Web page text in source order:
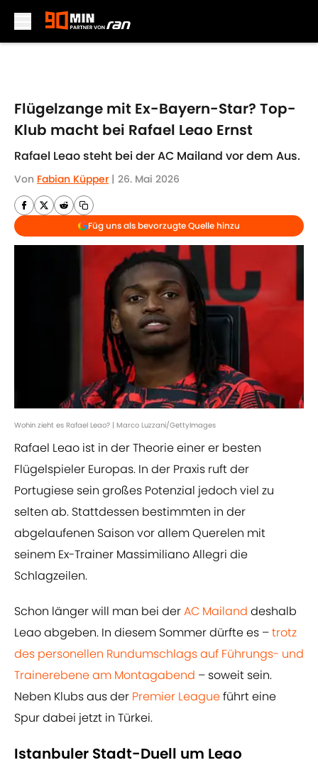
Flügelzange mit Ex-Bayern-Star? Top-
Klub macht bei Rafael Leao Ernst
Rafael Leao steht bei der AC Mailand vor dem Aus.
Von Fabian Küpper | 26. Mai 2026
Füg uns als bevorzugte Quelle hinzu
Wohin zieht es Rafael Leao? | Marco Luzzani/GettyImages
Rafael Leao ist in der Theorie einer er besten
Flügelspieler Europas. In der Praxis ruft der
Portugiese sein großes Potenzial jedoch viel zu
selten ab. Stattdessen bestimmten in der
abgelaufenen Saison vor allem Querelen mit
seinem Ex-Trainer Massimiliano Allegri die
Schlagzeilen.
Schon länger will man bei derAC Mailand deshalb
Leao abgeben. In diesem Sommer dürfte es –trotz
des personellen Rundumschlags auf Führungs- und
Trainerebene am Montagabend – soweit sein.
Neben Klubs aus der Premier Leagueführt eine
Spur dabei jetzt in Türkei.
Istanbuler Stadt-Duell um Leao